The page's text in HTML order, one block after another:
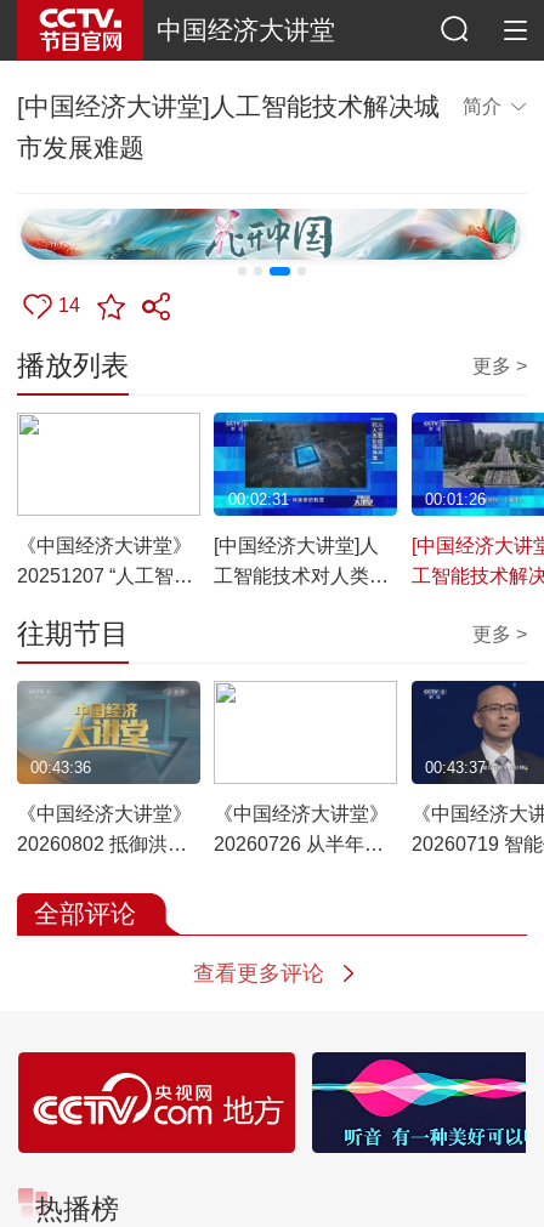
中国经济大讲堂
[中国经济大讲堂]人工智能技术解决城
市发展难题
简介
14
播放列表 更多 >
《中国经济大讲堂》
20251207 “人工智能
[中国经济大讲堂]人
工智能技术对人类影
00:02:31
[中国经济大讲
工智能技术解
00:01:26
往期节目 更多 >
《中国经济大讲堂》
20260802 抵御洪涝
00:43:36
《中国经济大讲堂》
20260726 从半年报
《中国经济大
20260719 智
00:43:37
全部评论
查看更多评论
热播榜